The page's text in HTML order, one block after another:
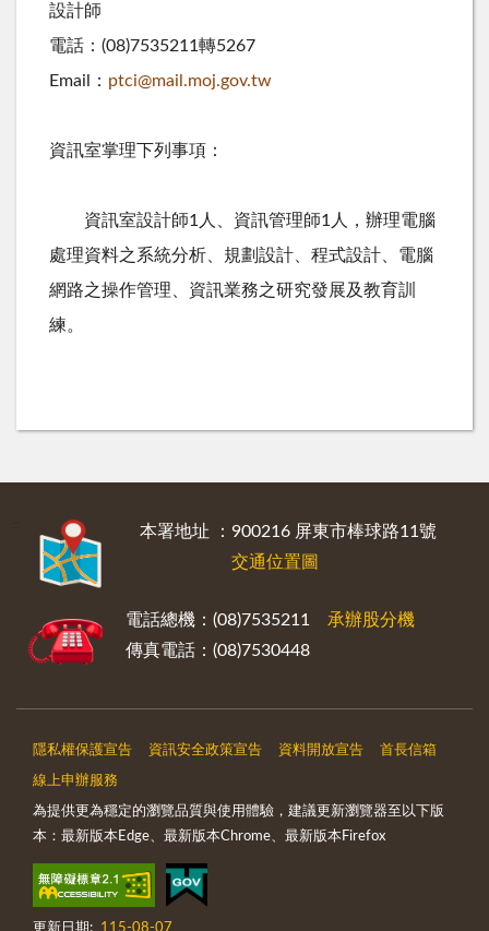
設計師
電話：(08)7535211轉5267
Email： ptci@mail.moj.gov.tw
資訊室掌理下列事項：
資訊室設計師1人、資訊管理師1人，辦理電腦
處理資料之系統分析、規劃設計、程式設計、電腦
網路之操作管理、資訊業務之研究發展及教育訓
練。
本署地址 ：900216 屏東市棒球路11號
交通位置圖
電話總機：(08)7535211 承辦股分機
傳真電話：(08)7530448
隱私權保護宣告 資訊安全政策宣告 資料開放宣告 首長信箱
線上申辦服務
為提供更為穩定的瀏覽品質與使用體驗，建議更新瀏覽器至以下版
本：最新版本Edge、最新版本Chrome、最新版本Firefox